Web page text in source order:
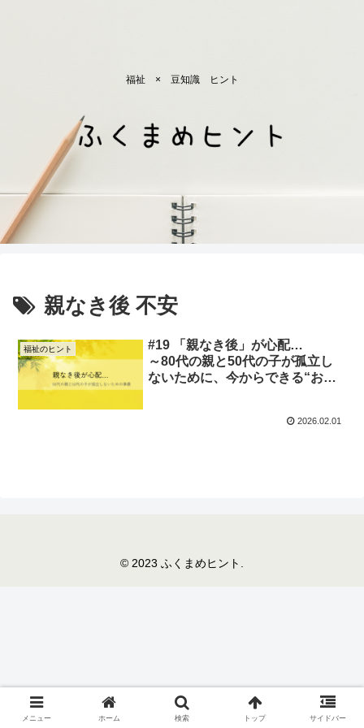
福祉 × 豆知識 ヒント
親なき後 不安
福祉のヒント
#19 「親なき後」が心配…
～80代の親と50代の子が孤立し
ないために、今からできる“お金
2026.02.01
© 2023 ふくまめヒント.
メニュー ホーム 検索 トップ サイドバー